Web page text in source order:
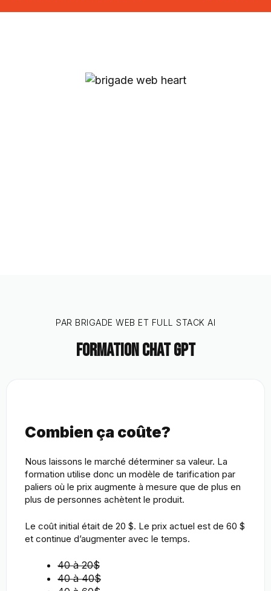
PAR BRIGADE WEB ET FULL STACK AI
formation chat gpt
Combien ça coûte?
Nous laissons le marché déterminer sa valeur. La
formation utilise donc un modèle de tarification par
paliers où le prix augmente à mesure que de plus en
plus de personnes achètent le produit.
Le coût initial était de 20 $. Le prix actuel est de 60 $
et continue d’augmenter avec le temps.
40 à 20$
40 à 40$